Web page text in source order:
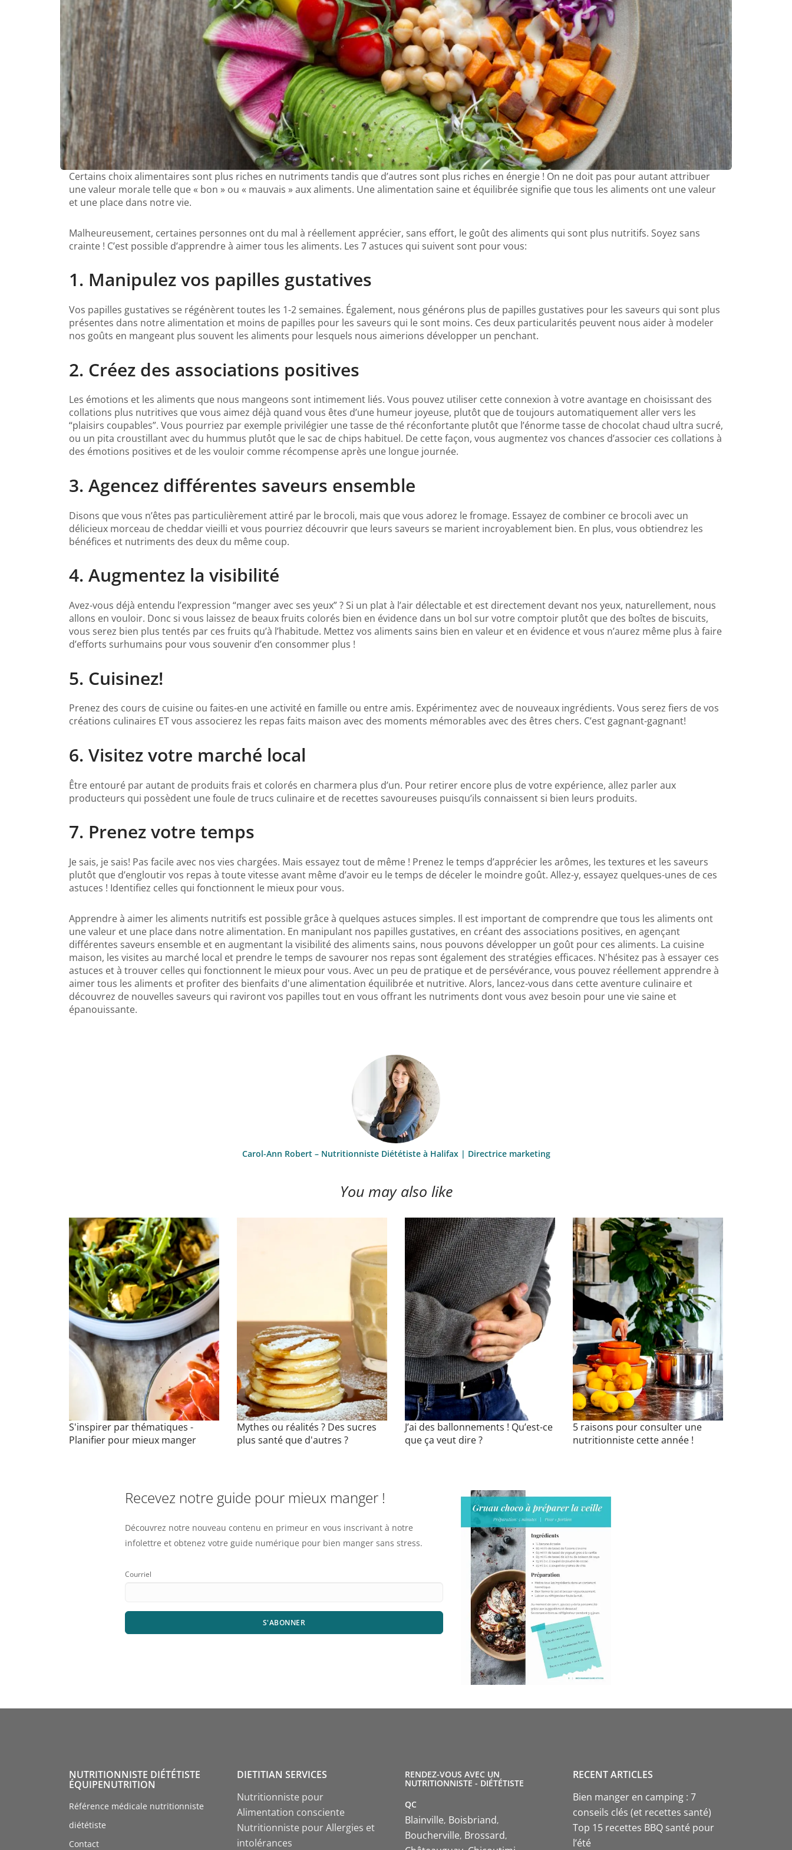
Certains choix alimentaires sont plus riches en nutriments tandis que d’autres sont plus riches en énergie ! On ne doit pas pour autant attribuer
une valeur morale telle que « bon » ou « mauvais » aux aliments. Une alimentation saine et équilibrée signifie que tous les aliments ont une valeur
et une place dans notre vie.
Malheureusement, certaines personnes ont du mal à réellement apprécier, sans effort, le goût des aliments qui sont plus nutritifs. Soyez sans
crainte ! C’est possible d’apprendre à aimer tous les aliments. Les 7 astuces qui suivent sont pour vous:
1. Manipulez vos papilles gustatives
Vos papilles gustatives se régénèrent toutes les 1-2 semaines. Également, nous générons plus de papilles gustatives pour les saveurs qui sont plus
présentes dans notre alimentation et moins de papilles pour les saveurs qui le sont moins. Ces deux particularités peuvent nous aider à modeler
nos goûts en mangeant plus souvent les aliments pour lesquels nous aimerions développer un penchant.
2. Créez des associations positives
Les émotions et les aliments que nous mangeons sont intimement liés. Vous pouvez utiliser cette connexion à votre avantage en choisissant des
collations plus nutritives que vous aimez déjà quand vous êtes d’une humeur joyeuse, plutôt que de toujours automatiquement aller vers les
“plaisirs coupables”. Vous pourriez par exemple privilégier une tasse de thé réconfortante plutôt que l’énorme tasse de chocolat chaud ultra sucré,
ou un pita croustillant avec du hummus plutôt que le sac de chips habituel. De cette façon, vous augmentez vos chances d’associer ces collations à
des émotions positives et de les vouloir comme récompense après une longue journée.
3. Agencez différentes saveurs ensemble
Disons que vous n’êtes pas particulièrement attiré par le brocoli, mais que vous adorez le fromage. Essayez de combiner ce brocoli avec un
délicieux morceau de cheddar vieilli et vous pourriez découvrir que leurs saveurs se marient incroyablement bien. En plus, vous obtiendrez les
bénéfices et nutriments des deux du même coup.
4. Augmentez la visibilité
Avez-vous déjà entendu l’expression “manger avec ses yeux” ? Si un plat à l’air délectable et est directement devant nos yeux, naturellement, nous
allons en vouloir. Donc si vous laissez de beaux fruits colorés bien en évidence dans un bol sur votre comptoir plutôt que des boîtes de biscuits,
vous serez bien plus tentés par ces fruits qu’à l’habitude. Mettez vos aliments sains bien en valeur et en évidence et vous n’aurez même plus à faire
d’efforts surhumains pour vous souvenir d’en consommer plus !
5. Cuisinez!
Prenez des cours de cuisine ou faites-en une activité en famille ou entre amis. Expérimentez avec de nouveaux ingrédients. Vous serez fiers de vos
créations culinaires ET vous associerez les repas faits maison avec des moments mémorables avec des êtres chers. C’est gagnant-gagnant!
6. Visitez votre marché local
Être entouré par autant de produits frais et colorés en charmera plus d’un. Pour retirer encore plus de votre expérience, allez parler aux
producteurs qui possèdent une foule de trucs culinaire et de recettes savoureuses puisqu’ils connaissent si bien leurs produits.
7. Prenez votre temps
Je sais, je sais! Pas facile avec nos vies chargées. Mais essayez tout de même ! Prenez le temps d’apprécier les arômes, les textures et les saveurs
plutôt que d’engloutir vos repas à toute vitesse avant même d’avoir eu le temps de déceler le moindre goût. Allez-y, essayez quelques-unes de ces
astuces ! Identifiez celles qui fonctionnent le mieux pour vous.
Apprendre à aimer les aliments nutritifs est possible grâce à quelques astuces simples. Il est important de comprendre que tous les aliments ont
une valeur et une place dans notre alimentation. En manipulant nos papilles gustatives, en créant des associations positives, en agençant
différentes saveurs ensemble et en augmentant la visibilité des aliments sains, nous pouvons développer un goût pour ces aliments. La cuisine
maison, les visites au marché local et prendre le temps de savourer nos repas sont également des stratégies efficaces. N'hésitez pas à essayer ces
astuces et à trouver celles qui fonctionnent le mieux pour vous. Avec un peu de pratique et de persévérance, vous pouvez réellement apprendre à
aimer tous les aliments et profiter des bienfaits d'une alimentation équilibrée et nutritive. Alors, lancez-vous dans cette aventure culinaire et
découvrez de nouvelles saveurs qui raviront vos papilles tout en vous offrant les nutriments dont vous avez besoin pour une vie saine et
épanouissante.
Carol-Ann Robert – Nutritionniste Diététiste à Halifax | Directrice marketing
You may also like
S'inspirer par thématiques -
Planifier pour mieux manger
Mythes ou réalités ? Des sucres
plus santé que d'autres ?
J’ai des ballonnements ! Qu’est-ce
que ça veut dire ?
5 raisons pour consulter une
nutritionniste cette année !
Recevez notre guide pour mieux manger !
Découvrez notre nouveau contenu en primeur en vous inscrivant à notre
infolettre et obtenez votre guide numérique pour bien manger sans stress.
Courriel
S'ABONNER
NUTRITIONNISTE DIÉTÉTISTE
ÉQUIPENUTRITION
Référence médicale nutritionniste
diététiste
Contact
DIETITIAN SERVICES
Nutritionniste pour
Alimentation consciente
Nutritionniste pour Allergies et
intolérances
RENDEZ-VOUS AVEC UN
NUTRITIONNISTE - DIÉTÉTISTE
QC
Blainville Boisbriand
Boucherville Brossard
RECENT ARTICLES
Bien manger en camping : 7
conseils clés (et recettes santé)
Top 15 recettes BBQ santé pour
l’été